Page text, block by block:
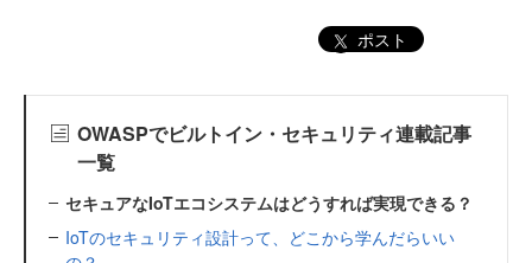
ポスト
OWASPでビルトイン・セキュリティ連載記事
一覧
セキュアなIoTエコシステムはどうすれば実現できる？
IoTのセキュリティ設計って、どこから学んだらいい